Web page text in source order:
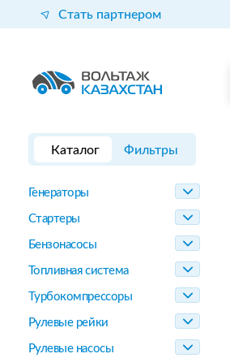
Стать партнером
Каталог Фильтры
Генераторы
Стартеры
Бензонасосы
Топливная система
Турбокомпрессоры
Рулевые рейки
Рулевые насосы